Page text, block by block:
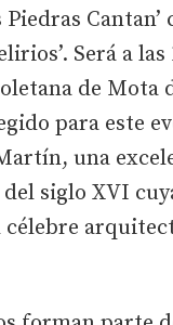
Cantan’
Será a
de Mota
para este
una
siglo XVI
célebre